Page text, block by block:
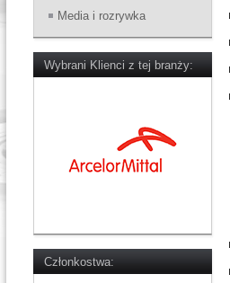
Media i rozrywka
Wybrani Klienci z tej branży:
Członkostwa: